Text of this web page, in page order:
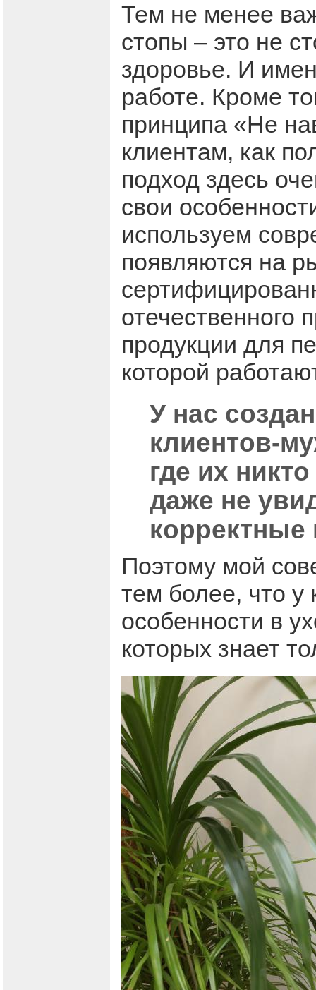
Тем не менее
стопы – это не
здоровье. И
работе. Кроме
принципа «Не
клиентам, как
подход здесь
свои
используем
появляются на
отечественного
продукции для
которой
У нас
клиентов-
где их
даже не
корректные
Поэтому мой
тем более, что у
особенности в
которых знает